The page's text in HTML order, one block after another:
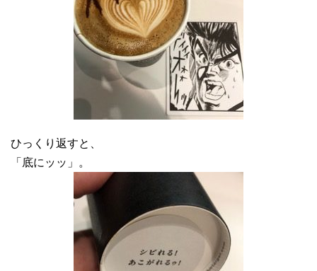
ひっくり返すと、
「底にッッ」。